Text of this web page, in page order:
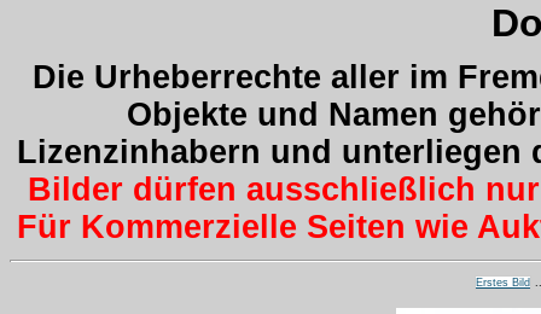
Die Urheberrechte aller im
Objekte und Namen
Lizenzinhabern und unterliegen
Bilder dürfen ausschließlich
Für Kommerzielle Seiten wie
Erstes Bild